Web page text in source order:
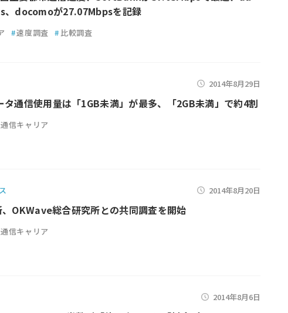
、docomoが27.07Mbpsを記録
#速度調査 # 比較調査
2014年8月29日
タ通信使用量は「1GB未満」が最多、「2GB未満」で約4割
通信キャリア
2014年8月20日
OKWave総合研究所との共同調査を開始
通信キャリア
2014年8月6日